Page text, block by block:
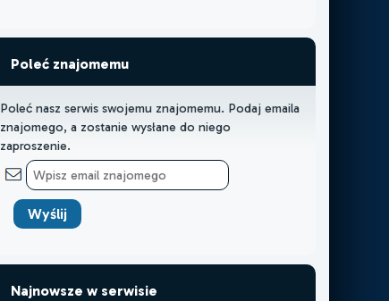
Poleć znajomemu
Poleć nasz serwis swojemu znajomemu. Podaj emaila
znajomego, a zostanie wysłane do niego
zaproszenie.
Najnowsze w serwisie